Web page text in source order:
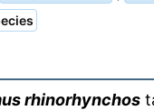
rhinorhynchos